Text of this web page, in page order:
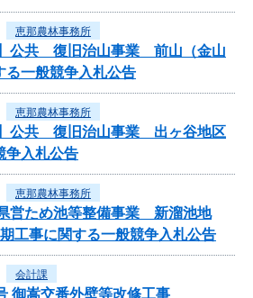
恵那農林事務所
】公共 復旧治山事業 前山（金山
る一般競争入札公告
恵那農林事務所
】公共 復旧治山事業 出ヶ谷地区
争入札公告
恵那農林事務所
営ため池等整備事業 新溜池地
工事に関する一般競争入札公告
会計課
御嵩交番外壁等改修工事